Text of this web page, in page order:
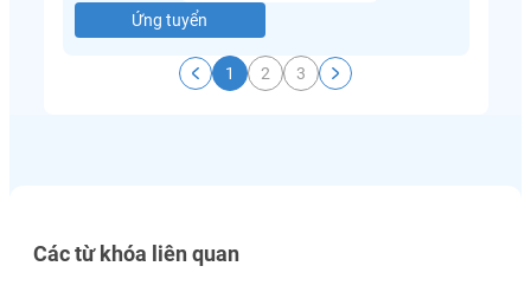
Ứng tuyển
1 2 3
Các từ khóa liên quan